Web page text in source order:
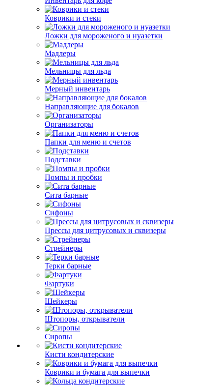
Коврики и стеки
Ложки для мороженого и нуазетки
Мадлеры
Мельницы для льда
Мерный инвентарь
Направляющие для бокалов
Организаторы
Папки для меню и счетов
Подставки
Помпы и пробки
Сита барные
Сифоны
Прессы для цитрусовых и сквизеры
Стрейнеры
Терки барные
Фартуки
Шейкеры
Штопоры, открыватели
Сиропы
Кисти кондитерские
Коврики и бумага для выпечки